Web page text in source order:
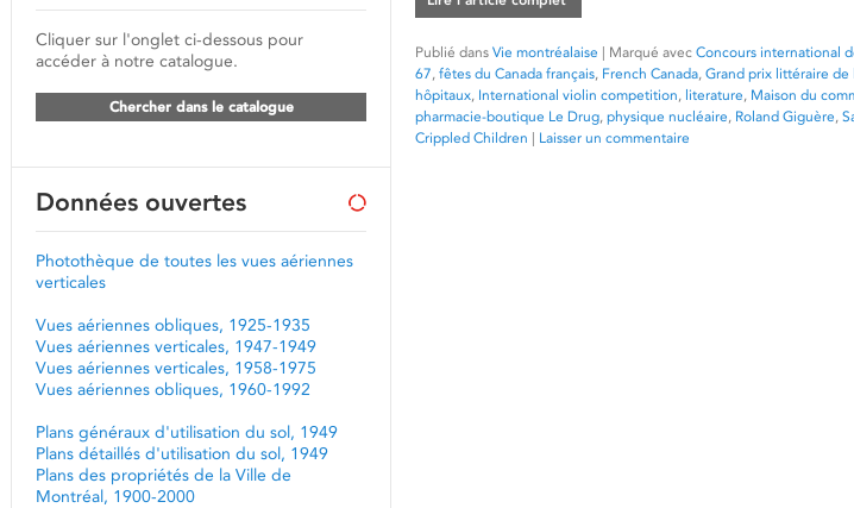
Publié dans Vie montréalaise | Marqué avec Concours international
67, fêtes du Canada français, French Canada, Grand prix littéraire de
hôpitaux, International violin competition, literature, Maison du
pharmacie-boutique Le Drug, physique nucléaire, Roland Giguère,
Crippled Children | Laisser un commentaire
Cliquer sur l'onglet ci-dessous pour
accéder à notre catalogue.
Chercher dans le catalogue
Données ouvertes
Photothèque de toutes les vues aériennes
verticales
Vues aériennes obliques, 1925-1935
Vues aériennes verticales, 1947-1949
Vues aériennes verticales, 1958-1975
Vues aériennes obliques, 1960-1992
Plans généraux d'utilisation du sol, 1949
Plans détaillés d'utilisation du sol, 1949
Plans des propriétés de la Ville de
Montréal, 1900-2000